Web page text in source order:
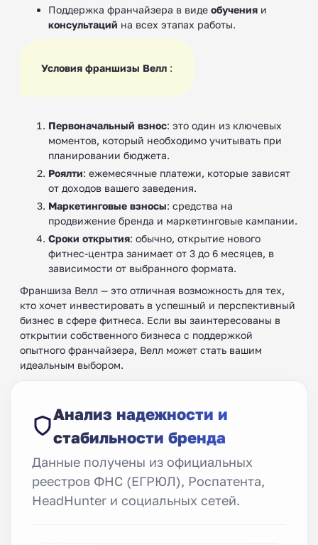
Поддержка франчайзера в виде обучения и
консультаций на всех этапах работы.
Условия франшизы Велл :
Первоначальный взнос: это один из ключевых
моментов, который необходимо учитывать при
планировании бюджета.
Роялти: ежемесячные платежи, которые зависят
от доходов вашего заведения.
Маркетинговые взносы: средства на
продвижение бренда и маркетинговые кампании.
Сроки открытия: обычно, открытие нового
фитнес-центра занимает от 3 до 6 месяцев, в
зависимости от выбранного формата.
Франшиза Велл — это отличная возможность для тех,
кто хочет инвестировать в успешный и перспективный
бизнес в сфере фитнеса. Если вы заинтересованы в
открытии собственного бизнеса с поддержкой
опытного франчайзера, Велл может стать вашим
идеальным выбором.
Анализ надежности и
стабильности бренда
Данные получены из официальных
реестров ФНС (ЕГРЮЛ), Роспатента,
HeadHunter и социальных сетей.